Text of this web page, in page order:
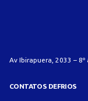
Av Ibirapuera, 2033 – 8º
CONTATOS DEFRIOS